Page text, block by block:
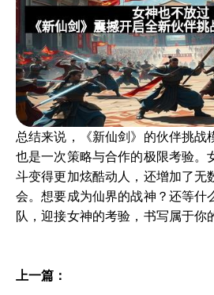
总结来说，《新仙剑》的伙伴挑战
也是一次策略与合作的极限考验。
斗变得更加炫酷动人，还增加了无
会。想要成为仙界的战神？还等什
队，迎接女神的考验，书写属于你
上一篇：